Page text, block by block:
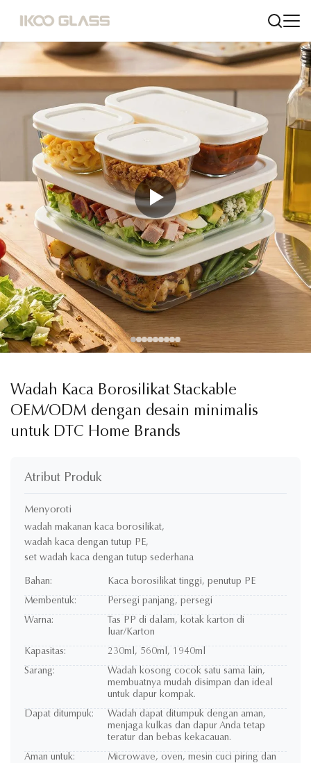
Wadah Kaca Borosilikat Stackable
OEM/ODM dengan desain minimalis
untuk DTC Home Brands
Atribut Produk
Menyoroti
wadah makanan kaca borosilikat,
wadah kaca dengan tutup PE,
set wadah kaca dengan tutup sederhana
Bahan:
Kaca borosilikat tinggi, penutup PE
Membentuk:
Persegi panjang, persegi
Warna:
Tas PP di dalam, kotak karton di
luar/Karton
Kapasitas:
230ml, 560ml, 1940ml
Sarang:
Wadah kosong cocok satu sama lain,
membuatnya mudah disimpan dan ideal
untuk dapur kompak.
Dapat ditumpuk:
Wadah dapat ditumpuk dengan aman,
menjaga kulkas dan dapur Anda tetap
teratur dan bebas kekacauan.
Aman untuk:
Microwave, oven, mesin cuci piring dan